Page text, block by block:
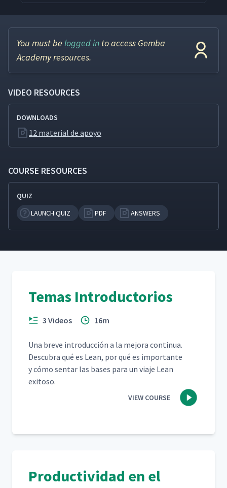
You must be logged in to access Gemba
Academy resources.
VIDEO RESOURCES
DOWNLOADS
12 material de apoyo
COURSE RESOURCES
QUIZ
LAUNCH QUIZ
PDF ANSWERS
Temas Introductorios
3 Videos 16m
Una breve intro­duc­ción a la mejo­ra con­tin­ua.
Des­cubra qué es Lean, por qué es impor­tante
y cómo sen­tar las bases para un via­je Lean
exitoso.
VIEW COURSE
Productividad en el